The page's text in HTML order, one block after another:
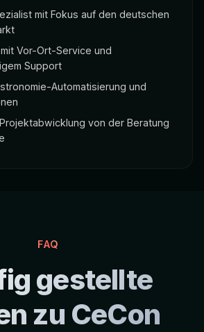
mit Fokus auf den deutschen
Vor-Ort-Service und
Support
Automatisierung und
von der Beratung
FAQ
gestellte
zu CeCon